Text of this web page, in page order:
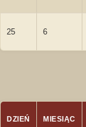
25 6
DZIEŃ MIESIĄC